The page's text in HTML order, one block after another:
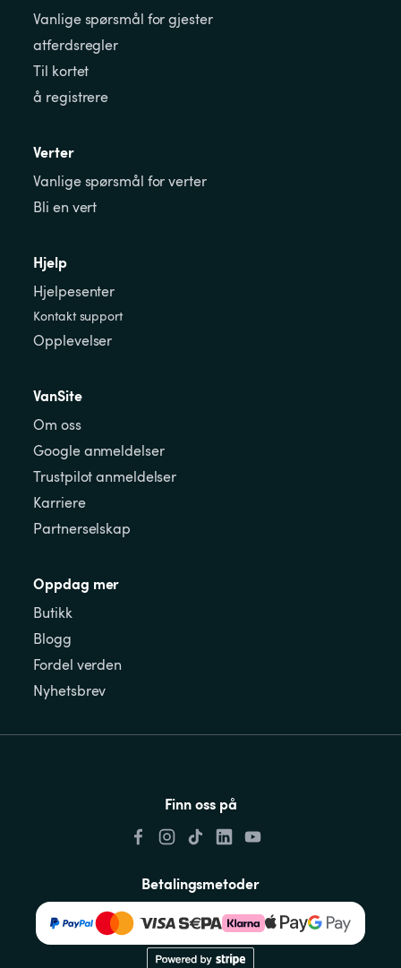
Vanlige spørsmål for gjester
atferdsregler
Til kortet
å registrere
Verter
Vanlige spørsmål for verter
Bli en vert
Hjelp
Hjelpesenter
Kontakt support
Opplevelser
VanSite
Om oss
Google anmeldelser
Trustpilot anmeldelser
Karriere
Partnerselskap
Oppdag mer
Butikk
Blogg
Fordel verden
Nyhetsbrev
Finn oss på
Betalingsmetoder